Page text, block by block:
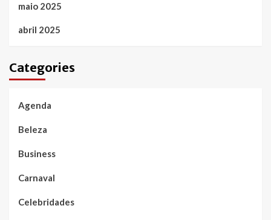
maio 2025
abril 2025
Categories
Agenda
Beleza
Business
Carnaval
Celebridades